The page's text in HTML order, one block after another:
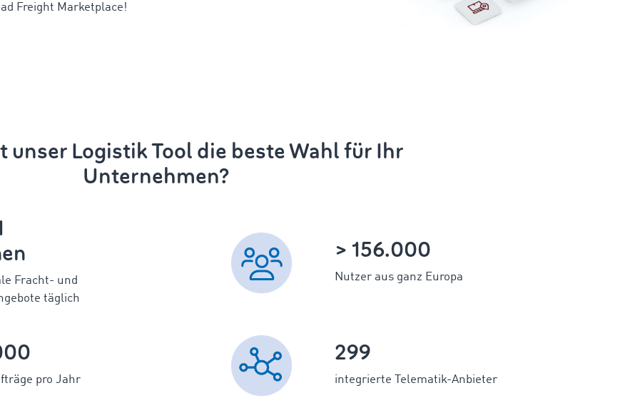
Freight Marketplace!
unser Logistik Tool die beste Wahl für Ihr
Unternehmen?
Fracht- und
täglich
> 156.000
Nutzer aus ganz Europa
pro Jahr
299
integrierte Telematik-Anbieter